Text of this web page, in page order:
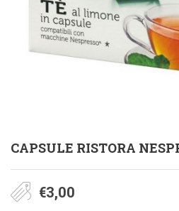
CAPSULE RISTORA
€3,00